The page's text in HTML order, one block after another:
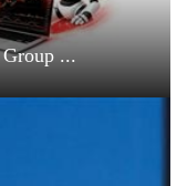
...